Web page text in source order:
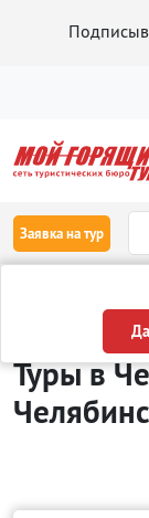
Заявка на тур
Да
Туры в